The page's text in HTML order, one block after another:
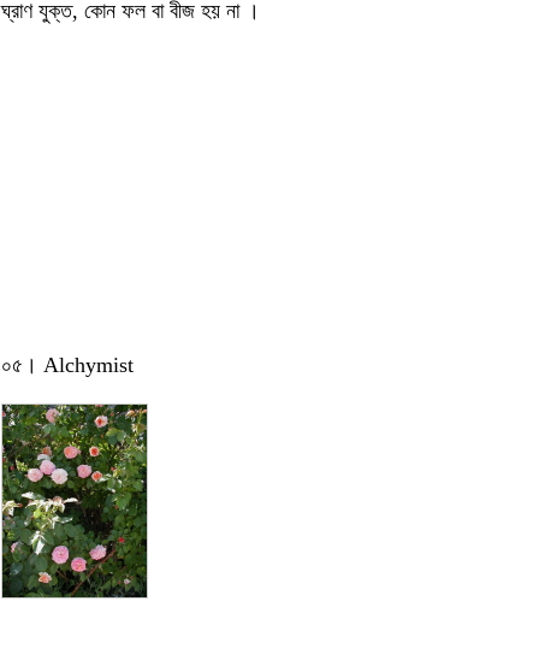
ঘ্রাণ যুক্ত, কোন ফল বা বীজ হয় না ।
০৫। Alchymist